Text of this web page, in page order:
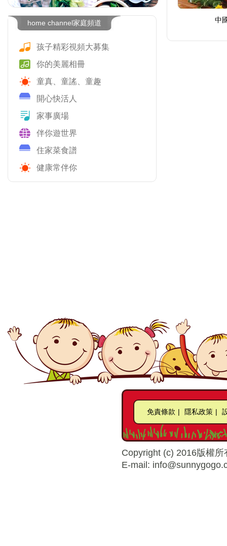
home channel家庭頻道
孩子精彩視頻大募集
你的美麗相冊
童真、童謠、童趣
開心快活人
家事廣場
伴你遊世界
住家菜食譜
健康常伴你
中
免責條款 | 隱私政策 |
Copyright (c) 2016版權
E-mail: